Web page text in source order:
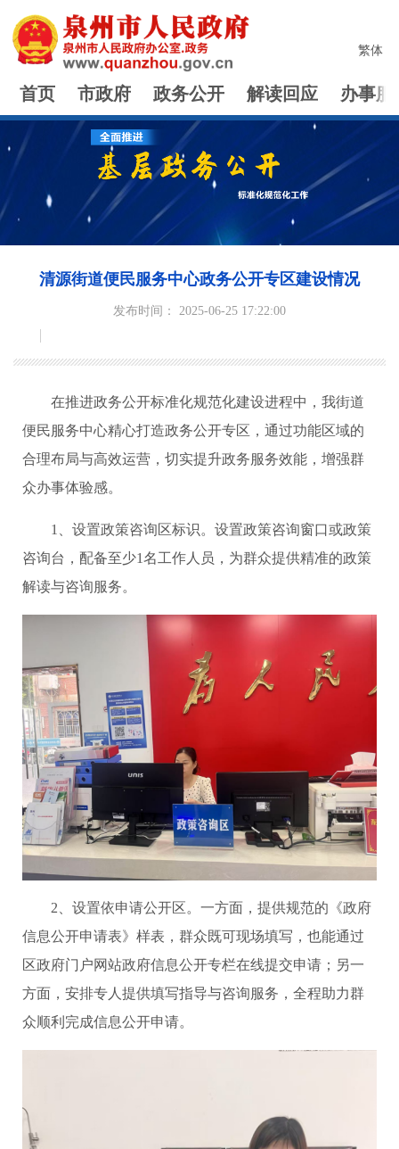
繁体
首页 市政府 政务公开 解读回应 办事服
清源街道便民服务中心政务公开专区建设情况
发布时间： 2025-06-25 17:22:00
在推进政务公开标准化规范化建设进程中，我街道
便民服务中心精心打造政务公开专区，通过功能区域的
合理布局与高效运营，切实提升政务服务效能，增强群
众办事体验感。
1、设置政策咨询区标识。设置政策咨询窗口或政策
咨询台，配备至少1名工作人员，为群众提供精准的政策
解读与咨询服务。
2、设置依申请公开区。一方面，提供规范的《政府
信息公开申请表》样表，群众既可现场填写，也能通过
区政府门户网站政府信息公开专栏在线提交申请；另一
方面，安排专人提供填写指导与咨询服务，全程助力群
众顺利完成信息公开申请。